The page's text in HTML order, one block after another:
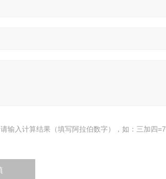
请输入计算结果（填写阿拉伯数字），如：三加四=7